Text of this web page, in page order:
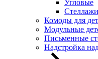
Угловые
Стеллажи
Комоды для
Модульные
Письменные
Надстройка